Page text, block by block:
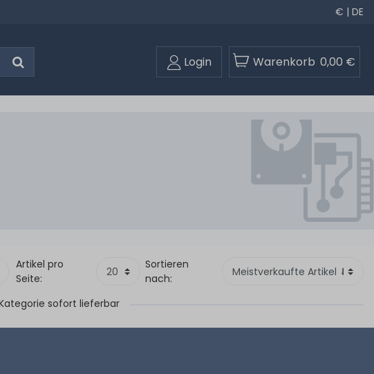
€ | DE
Login Warenkorb 0,00 €
Artikel pro
Seite:
Sortieren
nach:
sofort lieferbar